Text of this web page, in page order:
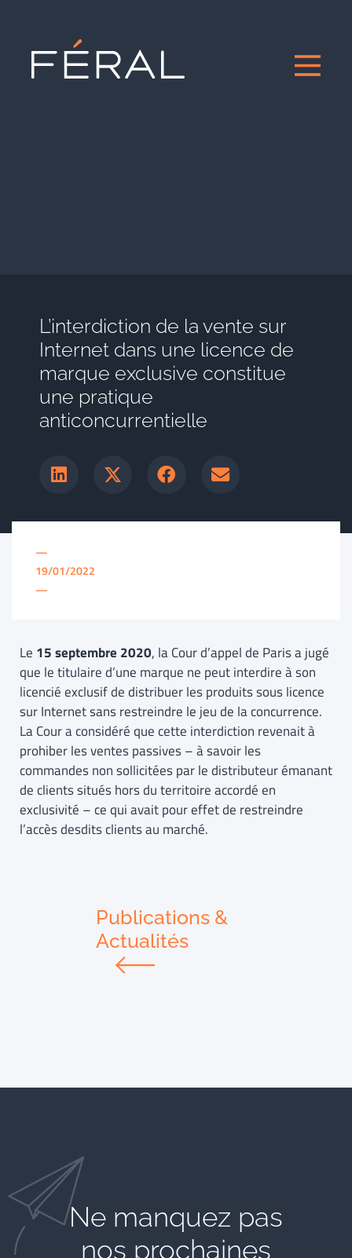
L’interdiction de la vente sur
Internet dans une licence de
marque exclusive constitue
une pratique
anticoncurrentielle
—
19/01/2022
—
Le 15 septembre 2020, la Cour d’appel de Paris a jugé
que le titulaire d’une marque ne peut interdire à son
licencié exclusif de distribuer les produits sous licence
sur Internet sans restreindre le jeu de la concurrence.
La Cour a considéré que cette interdiction revenait à
prohiber les ventes passives – à savoir les
commandes non sollicitées par le distributeur émanant
de clients situés hors du territoire accordé en
exclusivité – ce qui avait pour effet de restreindre
l’accès desdits clients au marché.
Publications &
Actualités
Ne manquez pas
nos prochaines